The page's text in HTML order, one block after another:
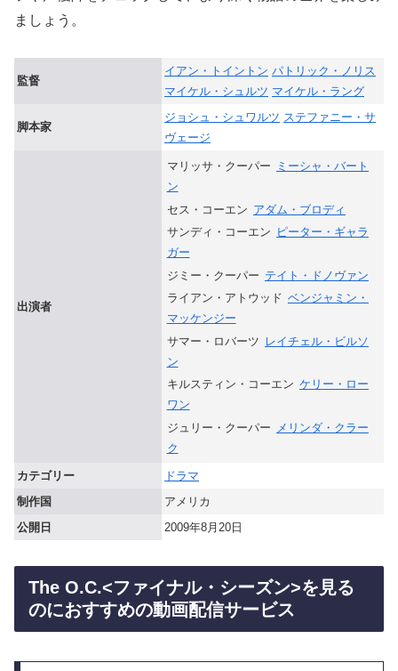
ましょう。
監督
イアン・トイントン パトリック・ノリス
マイケル・シュルツ マイケル・ラング
脚本家
ジョシュ・シュワルツ ステファニー・サ
ヴェージ
出演者
マリッサ・クーパー
ミーシャ・バート
ン
セス・コーエン アダム・ブロディ
サンディ・コーエン ピーター・ギャラ
ガー
ジミー・クーパー テイト・ドノヴァン
ライアン・アトウッド ベンジャミン・
マッケンジー
サマー・ロバーツ レイチェル・ビルソ
ン
キルスティン・コーエン ケリー・ロー
ワン
ジュリー・クーパー
メリンダ・クラー
ク
カテゴリー
ドラマ
制作国
アメリカ
公開日
2009年8月20日
The O.C.<ファイナル・シーズン>を見る
のにおすすめの動画配信サービス